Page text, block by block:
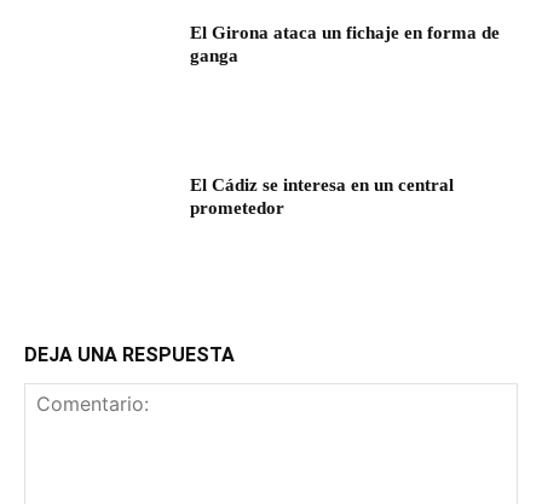
El Girona ataca un fichaje en forma de
ganga
El Cádiz se interesa en un central
prometedor
DEJA UNA RESPUESTA